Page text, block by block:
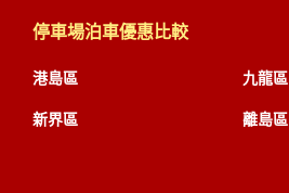
停車場泊車優惠比較
港島區 九龍區
新界區 離島區